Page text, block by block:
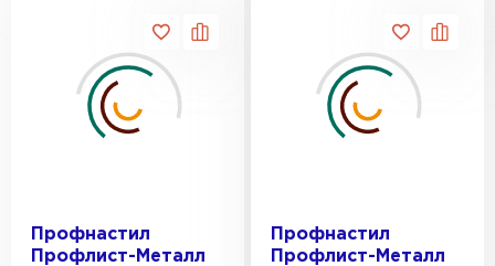
Профнастил
Профлист-Металл
Профнастил
Профлист-Металл